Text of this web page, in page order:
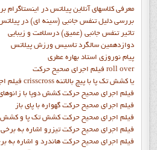
معرفی کلاسهای آنلاین پیلاتس در اینستاگرام
بررسی دلیل تنفس جانبی (سینه ای) در
تاثیر تنفس جانبی (عمیق) درسلامت و زیبایی
دوازدهمين سالگرد تاسيس ورزش پيلاتس
پيام نوروزي استاد بهاره عطري
فيلم اجراي صحيح حرکت roll over
فيلم اجراي صحيح حركت crisscross يا كشش تك پا با پيچ بالاتنه
فيلم اجراي صحيح حرکت كشش دوپا با
فيلم اجراي صحيح حرکت گهواره با پاي باز
فيلم اجراي صحيح حرکت کشش تک پا و کشش
فيلم اجراي صحيح حرکت تيزرو اشاره به برخي
فيلم اجراي صحيح حرکت هاندرد و اشاره به